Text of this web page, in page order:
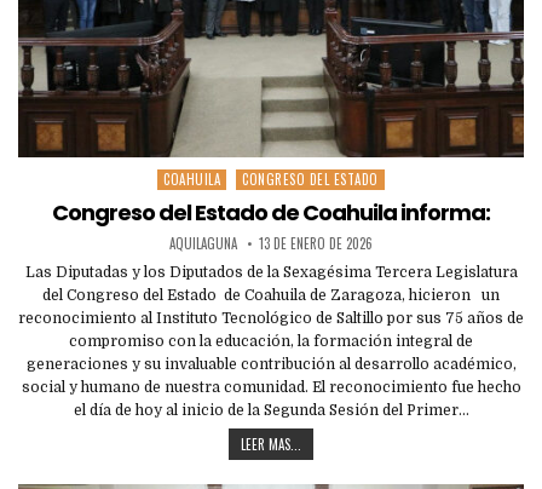
Posted
in
COAHUILA CONGRESO DEL ESTADO
Congreso del Estado de Coahuila informa:
AQUILAGUNA 13 DE ENERO DE 2026
Las Diputadas y los Diputados de la Sexagésima Tercera Legislatura
del Congreso del Estado de Coahuila de Zaragoza, hicieron un
reconocimiento al Instituto Tecnológico de Saltillo por sus 75 años de
compromiso con la educación, la formación integral de
generaciones y su invaluable contribución al desarrollo académico,
social y humano de nuestra comunidad. El reconocimiento fue hecho
el día de hoy al inicio de la Segunda Sesión del Primer…
LEER MAS...